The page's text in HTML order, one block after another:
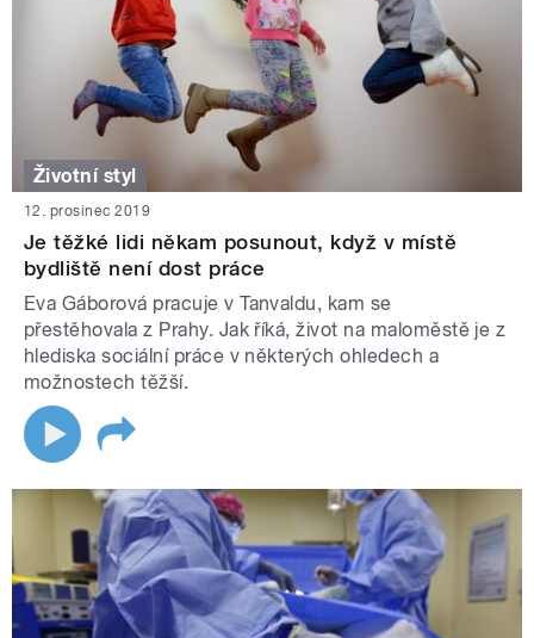
Životní styl
12. prosinec 2019
Je těžké lidi někam posunout, když v místě
bydliště není dost práce
Eva Gáborová pracuje v Tanvaldu, kam se
přestěhovala z Prahy. Jak říká, život na maloměstě je z
hlediska sociální práce v některých ohledech a
možnostech těžší.